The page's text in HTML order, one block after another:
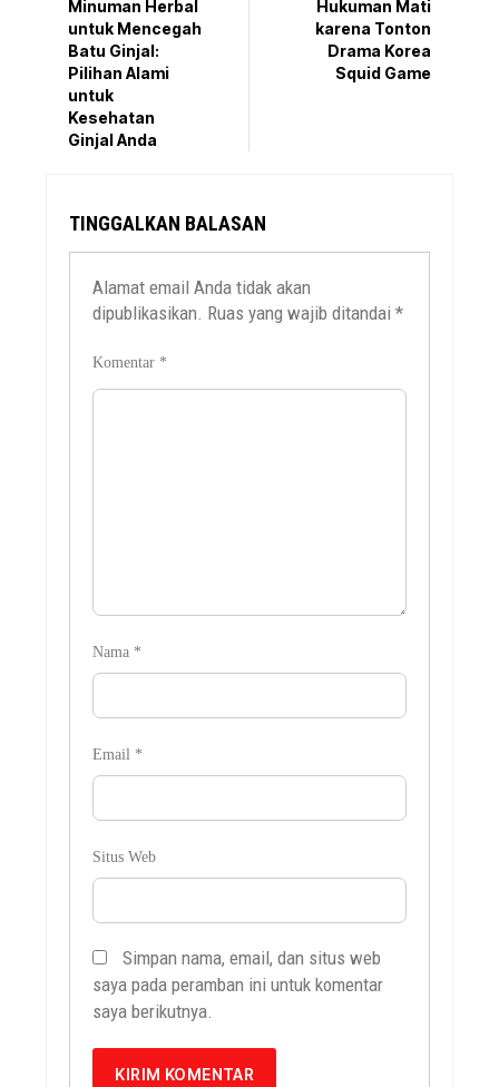
Minuman Herbal
untuk Mencegah
Batu Ginjal:
Pilihan Alami
untuk
Kesehatan
Ginjal Anda
Hukuman Mati
karena Tonton
Drama Korea
Squid Game
TINGGALKAN BALASAN
Alamat email Anda tidak akan
dipublikasikan. Ruas yang wajib ditandai*
Komentar *
Nama *
Email *
Situs Web
Simpan nama, email, dan situs web
saya pada peramban ini untuk komentar
saya berikutnya.